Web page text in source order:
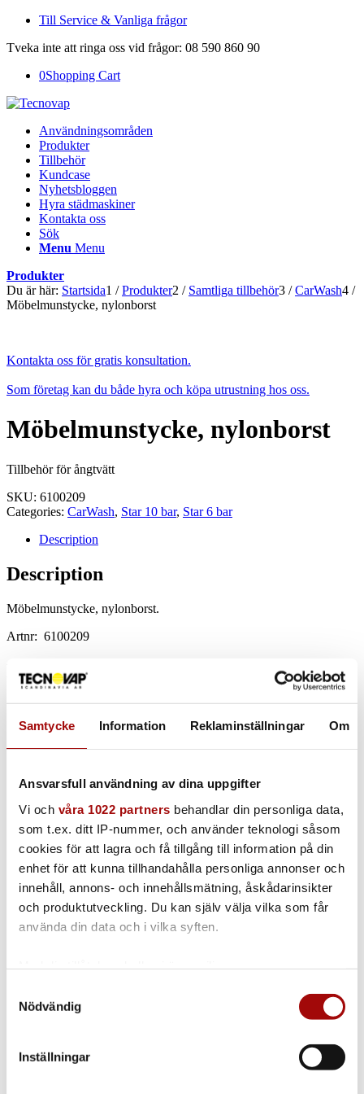
Samtycke Information Reklaminställningar Om
Ansvarsfull användning av dina uppgifter
Vi och våra 1022 partners behandlar din personliga data,
som t.ex. ditt IP-nummer, och använder teknologi såsom
cookies för att lagra och få tillgång till information på din
enhet för att kunna tillhandahålla personliga annonser och
innehåll, annons- och innehållsmätning, åskådarinsikter
och produktutveckling. Du kan själv välja vilka som får
använda din data och i vilka syften.
som kan ha en noggrannhet på upp till flera meter
Nödvändig
Inställningar
Till Service & Vanliga frågor
Tveka inte att ringa oss vid frågor: 08 590 860 90
0Shopping Cart
Användningsområden
Produkter
Tillbehör
Kundcase
Nyhetsbloggen
Hyra städmaskiner
Kontakta oss
Sök
Menu Menu
Produkter
Du är här: Startsida1 / Produkter2 / Samtliga tillbehör3 / CarWash4 /
Möbelmunstycke, nylonborst
Kontakta oss för gratis konsultation.
Som företag kan du både hyra och köpa utrustning hos oss.
Möbelmunstycke, nylonborst
Tillbehör för ångtvätt
SKU: 6100209
Categories: CarWash, Star 10 bar, Star 6 bar
Description
Description
Möbelmunstycke, nylonborst.
Artnr: 6100209
Related products
Rund borste Ø 28 mm med gänga
Borste | 10-pack
Nylon | Ø 60 mm |10-pack